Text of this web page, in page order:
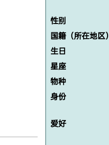
性别
国籍（所在地区）
生日
星座
物种
身份
爱好